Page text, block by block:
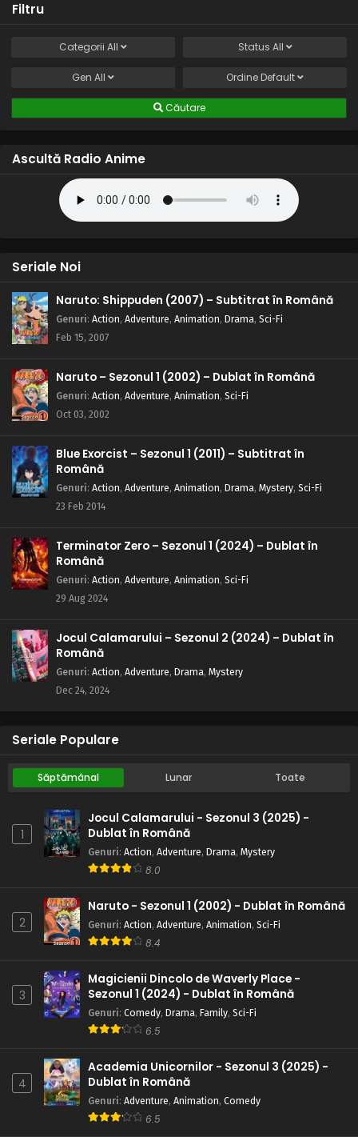
Filtru
Categorii All Status All
Gen All Ordine Default
Căutare
Ascultă Radio Anime
Seriale Noi
Naruto: Shippuden (2007) – Subtitrat în Română
Genuri: Action, Adventure, Animation, Drama, Sci-Fi
Feb 15, 2007
Naruto – Sezonul 1 (2002) – Dublat în Română
Genuri: Action, Adventure, Animation, Sci-Fi
Oct 03, 2002
Blue Exorcist – Sezonul 1 (2011) – Subtitrat în
Română
Genuri: Action, Adventure, Animation, Drama, Mystery, Sci-Fi
23 Feb 2014
Terminator Zero – Sezonul 1 (2024) – Dublat în
Română
Genuri: Action, Adventure, Animation, Sci-Fi
29 Aug 2024
Jocul Calamarului – Sezonul 2 (2024) – Dublat în
Română
Genuri: Action, Adventure, Drama, Mystery
Dec 24, 2024
Seriale Populare
Săptămânal Lunar Toate
1
Jocul Calamarului - Sezonul 3 (2025) -
Dublat în Română
Genuri: Action, Adventure, Drama, Mystery
8.0
2
Naruto - Sezonul 1 (2002) - Dublat în Română
Genuri: Action, Adventure, Animation, Sci-Fi
8.4
3
Magicienii Dincolo de Waverly Place -
Sezonul 1 (2024) - Dublat în Română
Genuri: Comedy, Drama, Family, Sci-Fi
6.5
4
Academia Unicornilor - Sezonul 3 (2025) -
Dublat în Română
Genuri: Adventure, Animation, Comedy
6.5